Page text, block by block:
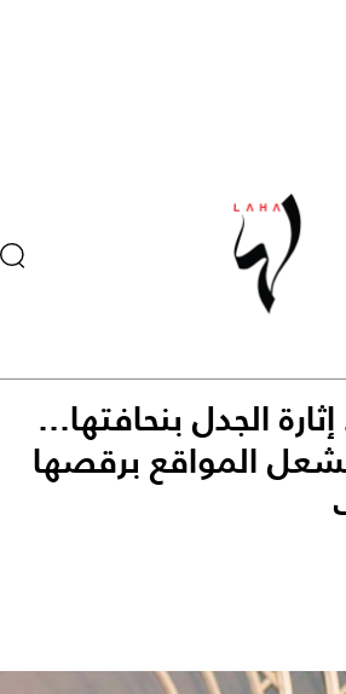
الجدل بنحافتها...
المواقع برقصها